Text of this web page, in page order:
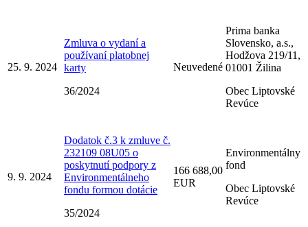
25. 9. 2024
Zmluva o vydaní a
používaní platobnej
karty
36/2024
Neuvedené
Prima banka
Slovensko, a.s.,
Hodžova 219/11,
01001 Žilina
Obec Liptovské
Revúce
9. 9. 2024
Dodatok č.3 k zmluve č.
232109 08U05 o
poskytnutí podpory z
Environmentálneho
fondu formou dotácie
35/2024
166 688,00
EUR
Environmentálny
fond
Obec Liptovské
Revúce